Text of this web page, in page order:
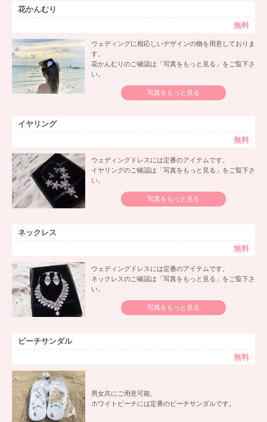
花かんむり
無料
ウェディングに相応しいデザインの物を用意しておりま
す。
花かんむりのご確認は「写真をもっと見る」をご覧下さ
い。
写真をもっと見る
イヤリング
無料
ウェディングドレスには定番のアイテムです。
イヤリングのご確認は「写真をもっと見る」をご覧下さ
い。
写真をもっと見る
ネックレス
無料
ウェディングドレスには定番のアイテムです。
ネックレスのご確認は「写真をもっと見る」をご覧下さ
い。
写真をもっと見る
ビーチサンダル
無料
男女共にご用意可能。
ホワイトビーチには定番のビーチサンダルです。